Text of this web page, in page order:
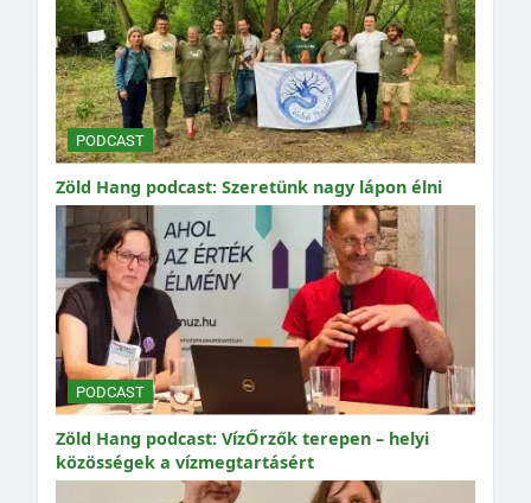
PODCAST
Zöld Hang podcast: Szeretünk nagy lápon élni
PODCAST
Zöld Hang podcast: VízŐrzők terepen – helyi
közösségek a vízmegtartásért